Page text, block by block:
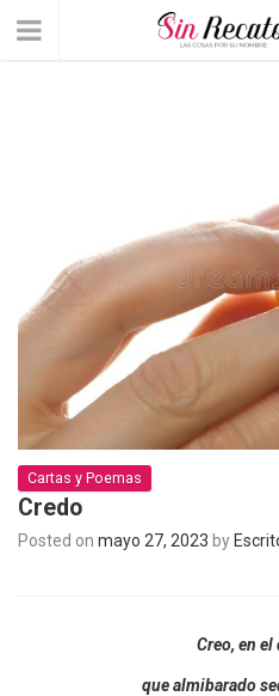
Cartas y Poemas
Credo
Posted on mayo 27, 2023 by
Creo, en
que almibarado